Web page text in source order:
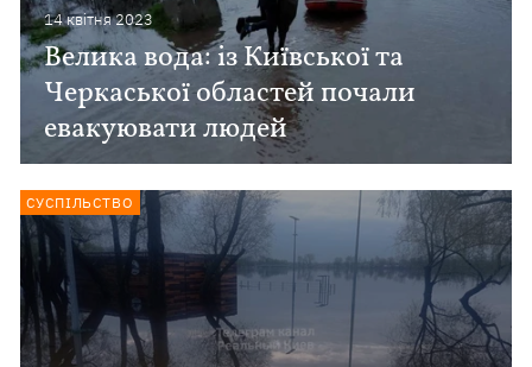
14 квiтня 2023
Велика вода: із Київської та
Черкаської областей почали
евакуювати людей
СУСПІЛЬСТВО